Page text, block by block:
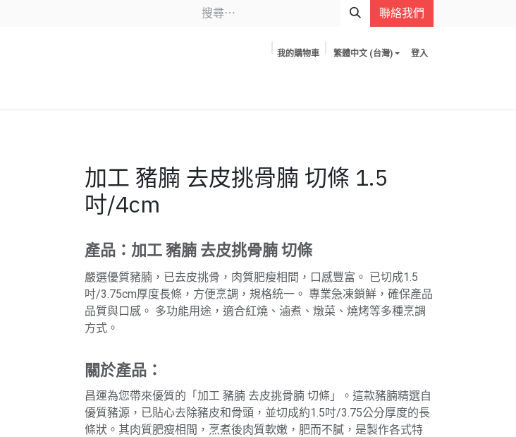
聯絡我們
我的購物車 繁體中文 (台灣) 登入
加工 豬腩 去皮挑骨腩 切條 1.5
吋/4cm
產品：加工 豬腩 去皮挑骨腩 切條
嚴選優質豬腩，已去皮挑骨，肉質肥瘦相間，口感豐富。 已切成1.5
吋/3.75cm厚度長條，方便烹調，規格統一。 專業急凍鎖鮮，確保產品
品質與口感。 多功能用途，適合紅燒、滷煮、燉菜、燒烤等多種烹調
方式。
關於產品：
昌運為您帶來優質的「加工 豬腩 去皮挑骨腩 切條」。這款豬腩精選自
優質豬源，已貼心去除豬皮和骨頭，並切成約1.5吋/3.75公分厚度的長
條狀。其肉質肥瘦相間，烹煮後肉質軟嫩，肥而不膩，是製作各式特